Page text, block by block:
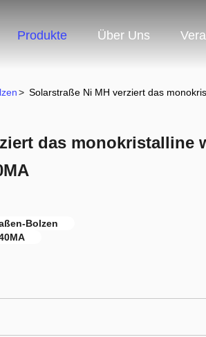
Produkte Über Uns
> Solarstraße Ni MH verziert das
das monokristalline
Bolzen